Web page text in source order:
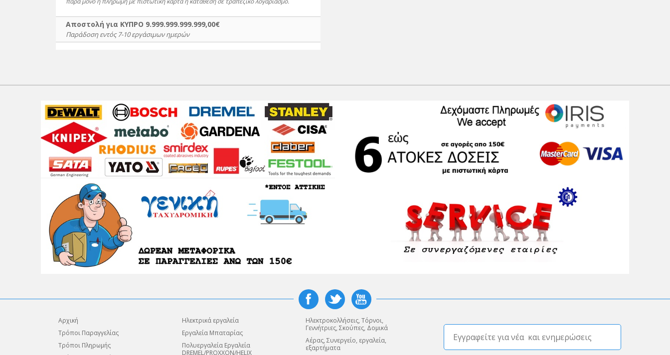
Αποστολή για ΚΥΠΡΟ 9.999.999.999.999,00€
Παράδοση εντός 7-10 εργάσιμων ημερών
Αρχική
Τρόποι Παραγγελίας
Τρόποι Πληρωμής
Ηλεκτρικά εργαλεία
Εργαλεία Μπαταρίας
Πολυεργαλεία Εργαλεία
DREMEL/PROXXON/HELIX
Ηλεκτροκολλήσεις, Τόρνοι,
Γεννήτριες, Σκούπες, Δομικά
Αέρας, Συνεργείο, εργαλεία,
εξαρτήματα